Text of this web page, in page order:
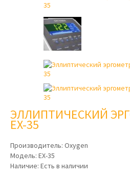
ЭЛЛИПТИЧЕСКИЙ
EX-35
Производитель: Oxygen
Модель: EX-35
Наличие: Есть в наличии